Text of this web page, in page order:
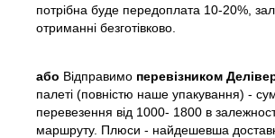
потрібна буде передоплата 10-20%,
отриманні безготівково.
або Відправимо перевізником
палеті (повністю наше упакування) -
перевезення від 1000- 1800 в
маршруту. Плюси - найдешевша